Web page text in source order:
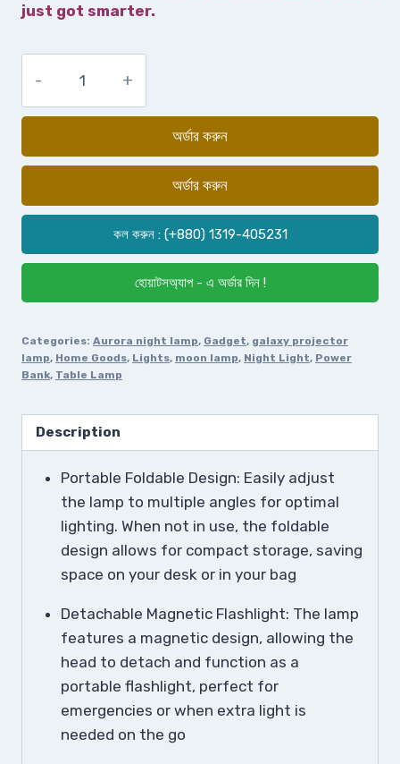
just got smarter.
অর্ডার করুন
অর্ডার করুন
কল করুন : (+880) 1319-405231
হোয়াটসঅ্যাপ - এ অর্ডার দিন !
Categories: Aurora night lamp, Gadget, galaxy projector
lamp, Home Goods, Lights, moon lamp, Night Light, Power
Bank, Table Lamp
Description
Portable Foldable Design: Easily adjust
the lamp to multiple angles for optimal
lighting. When not in use, the foldable
design allows for compact storage, saving
space on your desk or in your bag
Detachable Magnetic Flashlight: The lamp
features a magnetic design, allowing the
head to detach and function as a
portable flashlight, perfect for
emergencies or when extra light is
needed on the go